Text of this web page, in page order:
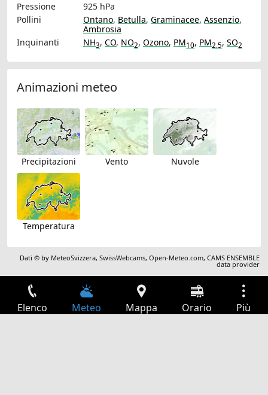
Pressione
925 hPa
Pollini
Ontano, Betulla, Graminacee, Assenzio,
Ambrosia
Inquinanti
NH3, CO, NO2, Ozono, PM10, PM2.5, SO2
Animazioni meteo
Precipitazioni Vento Nuvole
Temperatura
Dati © by MeteoSvizzera,SwissWebcams,Open-Meteo.com,CAMS ENSEMBLE
data provider
Elenco Meteo Mappa Orario Più